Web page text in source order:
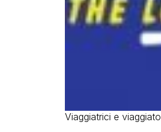
Viaggiatrici e